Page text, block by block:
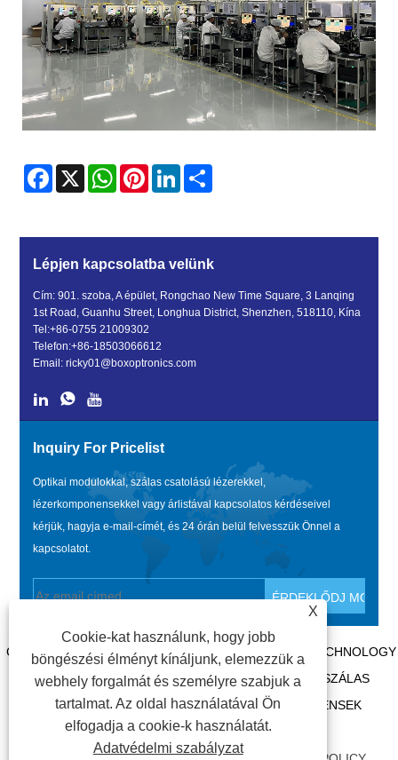
Facebook
X WhatsAppPinterestLinkedIn
X
Cookie-kat használunk, hogy jobb
böngészési élményt kínáljunk, elemezzük a
webhely forgalmát és személyre szabjuk a
tartalmat. Az oldal használatával Ön
elfogadja a cookie-k használatát.
Adatvédelmi szabályzat
Lépjen kapcsolatba velünk
Cím: 901. szoba, A épület, Rongchao New Time Square, 3 Lanqing
1st Road, Guanhu Street, Longhua District, Shenzhen, 518110, Kína
Tel:+86-0755 21009302
Telefon:+86-18503066612
Email:ricky01@boxoptronics.com
Inquiry For Pricelist
Optikai modulokkal, szálas csatolású lézerekkel,
lézerkomponensekkel vagy árlistával kapcsolatos kérdéseivel
kérjük, hagyja e-mail-címét, és 24 órán belül felvesszük Önnel a
kapcsolatot.
COPYRIGHT @ 2020 SHENZHEN BOX OPTRONICS TECHNOLOGY
CO., LTD. – KÍNA SZÁLOPTIKAI MODULOK, ÜVEGSZÁLAS
CSATOLÁSÚ LÉZERGYÁRTÓK, LÉZERKOMPONENSEK
BESZÁLLÍTÓI. MINDEN JOG FENNTARTVA.